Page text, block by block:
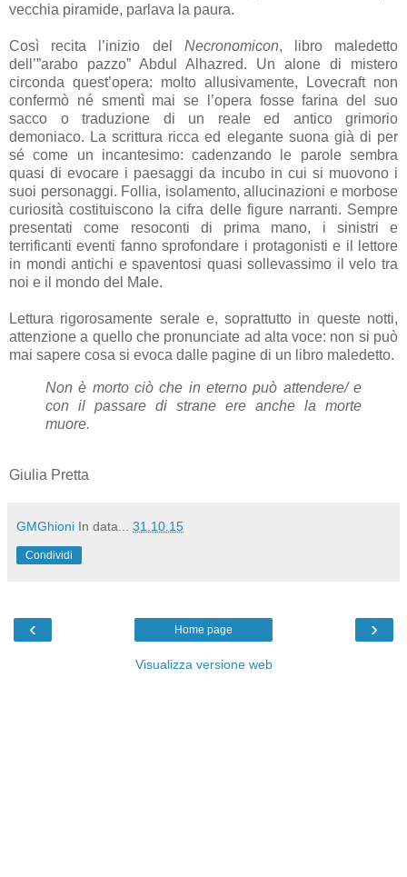
vecchia piramide, parlava la paura.
Così recita l’inizio del Necronomicon, libro maledetto
dell’”arabo pazzo” Abdul Alhazred. Un alone di mistero
circonda quest’opera: molto allusivamente, Lovecraft non
confermò né smentì mai se l’opera fosse farina del suo
sacco o traduzione di un reale ed antico grimorio
demoniaco. La scrittura ricca ed elegante suona già di per
sé come un incantesimo: cadenzando le parole sembra
quasi di evocare i paesaggi da incubo in cui si muovono i
suoi personaggi. Follia, isolamento, allucinazioni e morbose
curiosità costituiscono la cifra delle figure narranti. Sempre
presentati come resoconti di prima mano, i sinistri e
terrificanti eventi fanno sprofondare i protagonisti e il lettore
in mondi antichi e spaventosi quasi sollevassimo il velo tra
noi e il mondo del Male.
Lettura rigorosamente serale e, soprattutto in queste notti,
attenzione a quello che pronunciate ad alta voce: non si può
mai sapere cosa si evoca dalle pagine di un libro maledetto.
Non è morto ciò che in eterno può attendere/ e
con il passare di strane ere anche la morte
muore.
Giulia Pretta
GMGhioni In data... 31.10.15
Condividi
‹ ›
Home page
Visualizza versione web